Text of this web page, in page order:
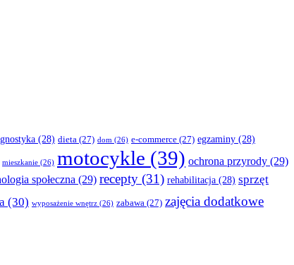
(28) dieta (27) dom (26) e-commerce (27) egzaminy (28)
mieszkanie (26) motocykle (39) ochrona przyrody (29)
społeczna (29) recepty (31) rehabilitacja (28) sprzęt
(30) wyposażenie wnętrz (26) zabawa (27) zajęcia dodatkowe